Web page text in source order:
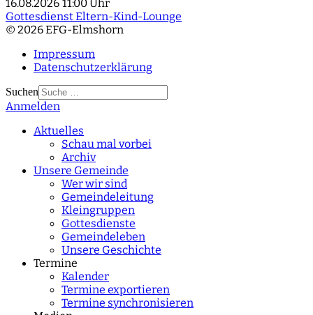
16.08.2026 11:00 Uhr
Gottesdienst Eltern-Kind-Lounge
© 2026 EFG-Elmshorn
Impressum
Datenschutzerklärung
Suchen
Type 2 or more
Anmelden
Aktuelles
Schau mal vorbei
Archiv
Unsere Gemeinde
Wer wir sind
Gemeindeleitung
Kleingruppen
Gottesdienste
Gemeindeleben
Unsere Geschichte
Termine
Kalender
Termine exportieren
Termine synchronisieren